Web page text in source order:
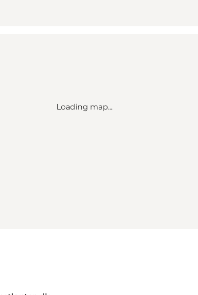
Loading map...